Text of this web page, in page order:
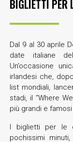
BIGLIETTI PER
Dal 9 al 30 aprile
date italiane
Un’occasione
irlandesi che,
list mondiali,
stadi, il “Where
più grandi e
I biglietti per le
pochissimi